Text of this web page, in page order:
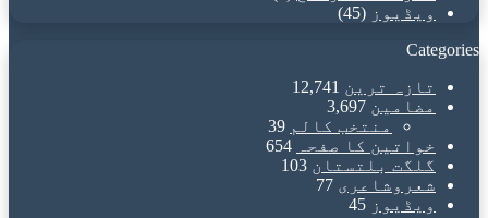
ویڈیوز (45)
Categories
تازہ ترین 12,741
مضامین 3,697
منتخب کالم 39
خواتین کا صفحہ
654
گلگت بلتستان 103
شعروشاعری 77
ویڈیوز 45